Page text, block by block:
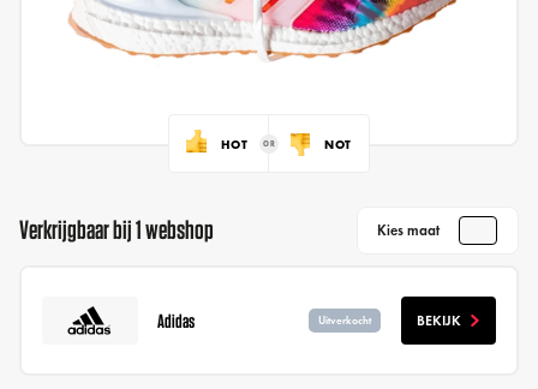
HOT NOT
Verkrijgbaar bij 1 webshop Kies maat
Adidas Uitverkocht BEKIJK